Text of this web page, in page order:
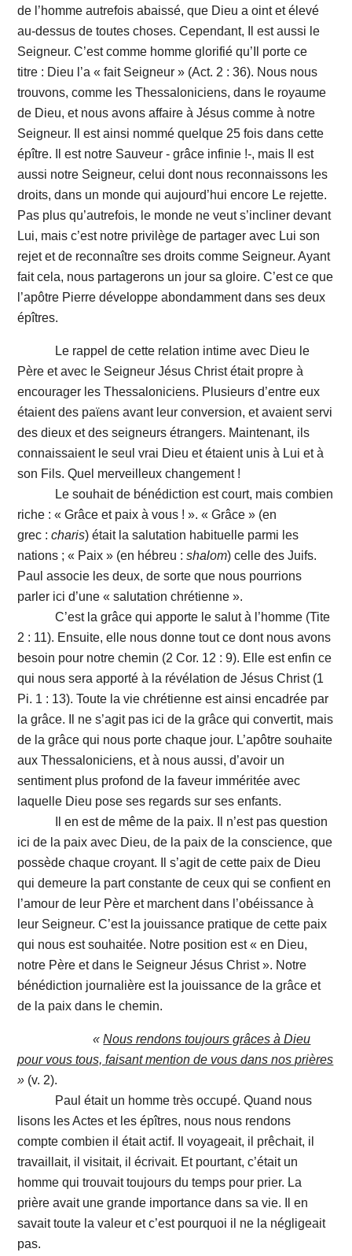
de l’homme autrefois abaissé, que Dieu a oint et élevé
au-dessus de toutes choses. Cependant, Il est aussi le
Seigneur. C’est comme homme glorifié qu’Il porte ce
titre : Dieu l’a « fait Seigneur » (Act. 2 : 36). Nous nous
trouvons, comme les Thessaloniciens, dans le royaume
de Dieu, et nous avons affaire à Jésus comme à notre
Seigneur. Il est ainsi nommé quelque 25 fois dans cette
épître. Il est notre Sauveur - grâce infinie !-, mais Il est
aussi notre Seigneur, celui dont nous reconnaissons les
droits, dans un monde qui aujourd’hui encore Le rejette.
Pas plus qu’autrefois, le monde ne veut s’incliner devant
Lui, mais c’est notre privilège de partager avec Lui son
rejet et de reconnaître ses droits comme Seigneur. Ayant
fait cela, nous partagerons un jour sa gloire. C’est ce que
l’apôtre Pierre développe abondamment dans ses deux
épîtres.
Le rappel de cette relation intime avec Dieu le
Père et avec le Seigneur Jésus Christ était propre à
encourager les Thessaloniciens. Plusieurs d’entre eux
étaient des païens avant leur conversion, et avaient servi
des dieux et des seigneurs étrangers. Maintenant, ils
connaissaient le seul vrai Dieu et étaient unis à Lui et à
son Fils. Quel merveilleux changement !
Le souhait de bénédiction est court, mais combien
riche : « Grâce et paix à vous ! ». « Grâce » (en
grec :charis) était la salutation habituelle parmi les
nations ; « Paix » (en hébreu :shalom) celle des Juifs.
Paul associe les deux, de sorte que nous pourrions
parler ici d’une « salutation chrétienne ».
C’est la grâce qui apporte le salut à l’homme (Tite
2 : 11). Ensuite, elle nous donne tout ce dont nous avons
besoin pour notre chemin (2 Cor. 12 : 9). Elle est enfin ce
qui nous sera apporté à la révélation de Jésus Christ (1
Pi. 1 : 13). Toute la vie chrétienne est ainsi encadrée par
la grâce. Il ne s’agit pas ici de la grâce qui convertit, mais
de la grâce qui nous porte chaque jour. L’apôtre souhaite
aux Thessaloniciens, et à nous aussi, d’avoir un
sentiment plus profond de la faveur imméritée avec
laquelle Dieu pose ses regards sur ses enfants.
Il en est de même de la paix. Il n’est pas question
ici de la paix avec Dieu, de la paix de la conscience, que
possède chaque croyant. Il s’agit de cette paix de Dieu
qui demeure la part constante de ceux qui se confient en
l’amour de leur Père et marchent dans l’obéissance à
leur Seigneur. C’est la jouissance pratique de cette paix
qui nous est souhaitée. Notre position est « en Dieu,
notre Père et dans le Seigneur Jésus Christ ». Notre
bénédiction journalière est la jouissance de la grâce et
de la paix dans le chemin.
« Nous rendons toujours grâces à Dieu
pour vous tous, faisant mention de vous dans nos prières
» (v. 2).
Paul était un homme très occupé. Quand nous
lisons les Actes et les épîtres, nous nous rendons
compte combien il était actif. Il voyageait, il prêchait, il
travaillait, il visitait, il écrivait. Et pourtant, c’était un
homme qui trouvait toujours du temps pour prier. La
prière avait une grande importance dans sa vie. Il en
savait toute la valeur et c’est pourquoi il ne la négligeait
pas.